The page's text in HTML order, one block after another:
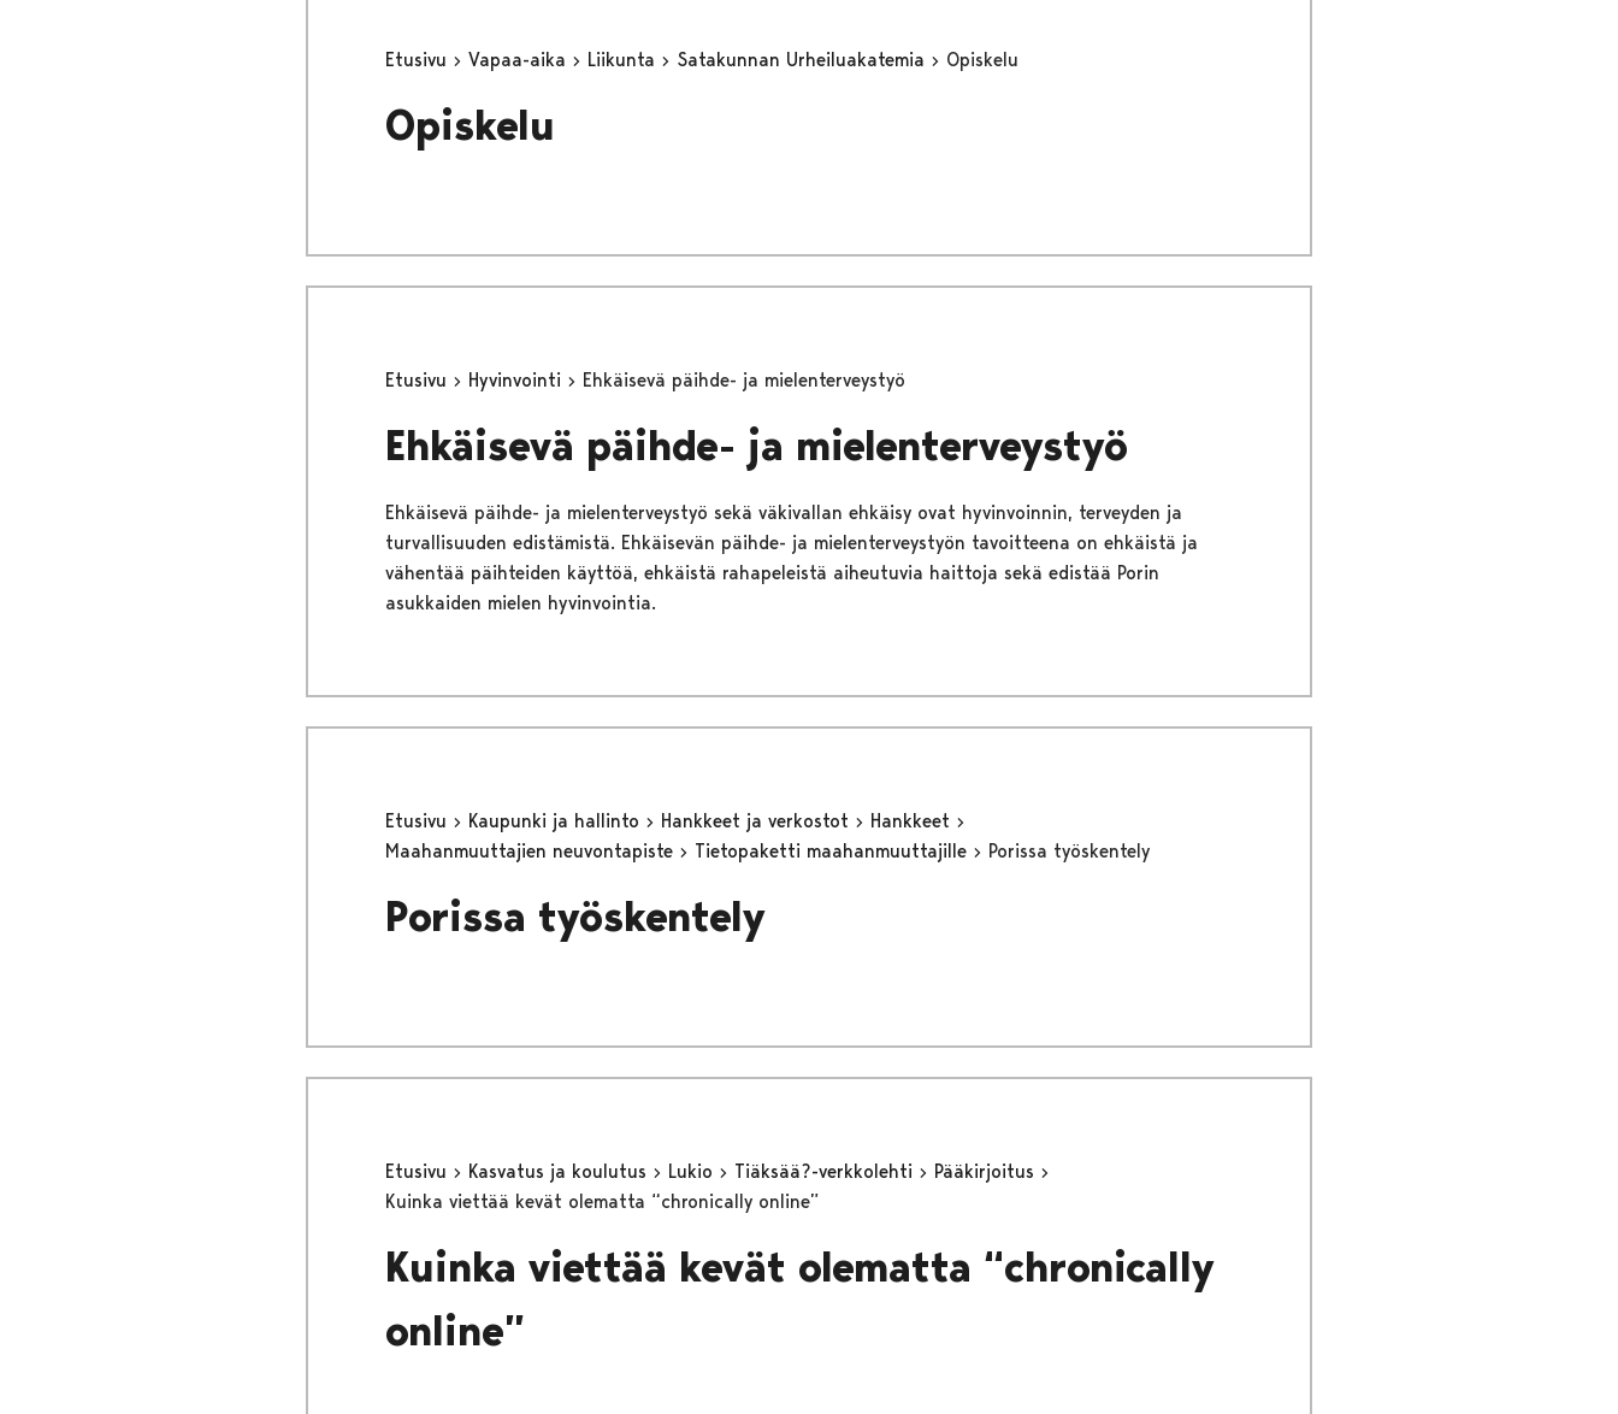
Etusivu Vapaa-aika Liikunta Satakunnan Urheiluakatemia Opiskelu
Opiskelu
Etusivu Hyvinvointi Ehkäisevä päihde- ja mielenterveystyö
Ehkäisevä päihde- ja mielenterveystyö
Ehkäisevä päihde- ja mielenterveystyö sekä väkivallan ehkäisy ovat hyvinvoinnin, terveyden ja
turvallisuuden edistämistä. Ehkäisevän päihde- ja mielenterveystyön tavoitteena on ehkäistä ja
vähentää päihteiden käyttöä, ehkäistä rahapeleistä aiheutuvia haittoja sekä edistää Porin
asukkaiden mielen hyvinvointia.
Etusivu Kaupunki ja hallinto Hankkeet ja verkostot
Hankkeet
Maahanmuuttajien neuvontapiste
Tietopaketti maahanmuuttajille Porissa työskentely
Porissa työskentely
Etusivu Kasvatus ja koulutus Lukio Tiäksää?-verkkolehti
Pääkirjoitus
Kuinka viettää kevät olematta “chronically online”
Kuinka viettää kevät olematta “chronically
online”